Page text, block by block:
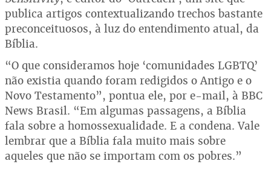
publica artigos contextualizando trechos bastante
preconceituosos, à luz do entendimento atual, da
Bíblia.
“O que consideramos hoje ‘comunidades LGBTQ’
não existia quando foram redigidos o Antigo e o
Novo Testamento”, pontua ele, por e-mail, à BBC
News Brasil. “Em algumas passagens, a Bíblia
fala sobre a homossexualidade. E a condena. Vale
lembrar que a Bíblia fala muito mais sobre
aqueles que não se importam com os pobres.”